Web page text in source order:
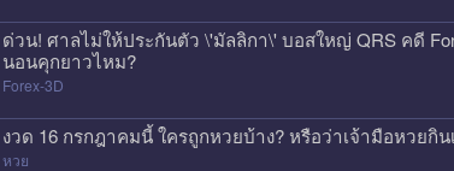
ด่วน! ศาลไม่ให้ประกันตัว \'มัลลิกา\' บอสใหญ่ QRS คดี
นอนคุกยาวไหม?
Forex-3D
งวด 16 กรกฎาคมนี้ ใครถูกหวยบ้าง? หรือว่าเจ้ามือหวยกิ
หวย